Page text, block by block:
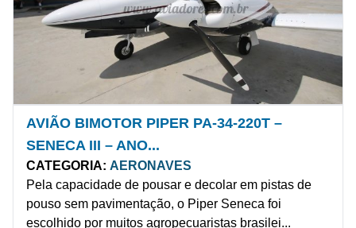
AVIÃO BIMOTOR PIPER PA-34-220T –
SENECA III – ANO...
CATEGORIA: AERONAVES
Pela capacidade de pousar e decolar em pistas de
pouso sem pavimentação, o Piper Seneca foi
escolhido por muitos agropecuaristas brasilei...